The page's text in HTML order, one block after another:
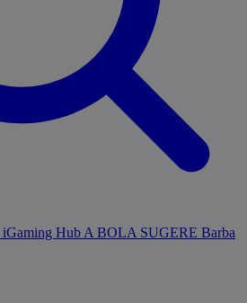
iGaming Hub A BOLA SUGERE Barba